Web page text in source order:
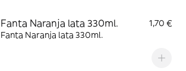
Fanta Naranja lata 330ml.
1,70 €
Fanta Naranja lata 330ml.